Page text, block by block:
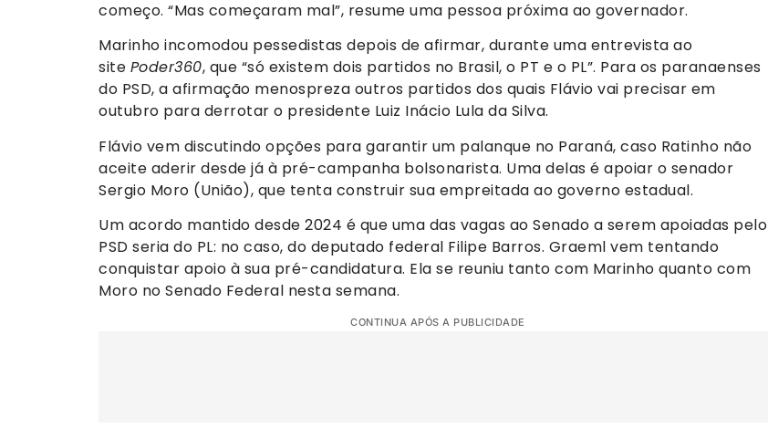
começo. “Mas começaram mal”, resume uma pessoa próxima ao governador.
Marinho incomodou pessedistas depois de afirmar, durante uma entrevista ao
site Poder360, que “só existem dois partidos no Brasil, o PT e o PL”. Para os paranaenses
do PSD, a afirmação menospreza outros partidos dos quais Flávio vai precisar em
outubro para derrotar o presidente Luiz Inácio Lula da Silva.
Flávio vem discutindo opções para garantir um palanque no Paraná, caso Ratinho não
aceite aderir desde já à pré-campanha bolsonarista. Uma delas é apoiar o senador
Sergio Moro (União), que tenta construir sua empreitada ao governo estadual.
Um acordo mantido desde 2024 é que uma das vagas ao Senado a serem apoiadas pelo
PSD seria do PL: no caso, do deputado federal Filipe Barros. Graeml vem tentando
conquistar apoio à sua pré-candidatura. Ela se reuniu tanto com Marinho quanto com
Moro no Senado Federal nesta semana.
CONTINUA APÓS A PUBLICIDADE